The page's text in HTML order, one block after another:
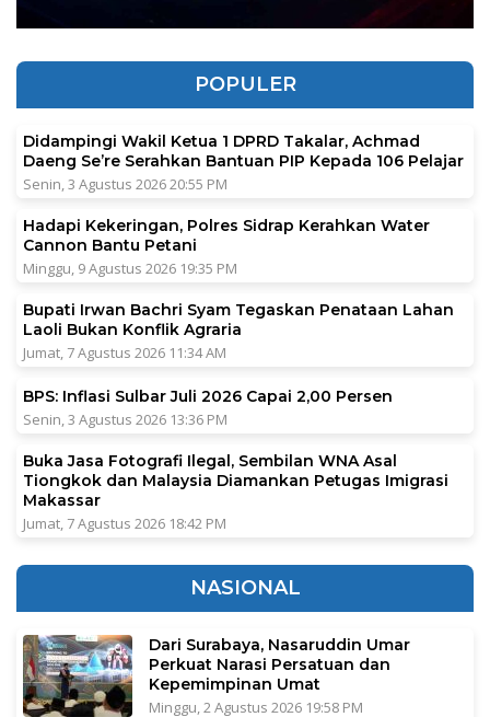
POPULER
Didampingi Wakil Ketua 1 DPRD Takalar, Achmad
Daeng Se’re Serahkan Bantuan PIP Kepada 106 Pelajar
Senin, 3 Agustus 2026 20:55 PM
Hadapi Kekeringan, Polres Sidrap Kerahkan Water
Cannon Bantu Petani
Minggu, 9 Agustus 2026 19:35 PM
Bupati Irwan Bachri Syam Tegaskan Penataan Lahan
Laoli Bukan Konflik Agraria
Jumat, 7 Agustus 2026 11:34 AM
BPS: Inflasi Sulbar Juli 2026 Capai 2,00 Persen
Senin, 3 Agustus 2026 13:36 PM
Buka Jasa Fotografi Ilegal, Sembilan WNA Asal
Tiongkok dan Malaysia Diamankan Petugas Imigrasi
Makassar
Jumat, 7 Agustus 2026 18:42 PM
NASIONAL
Dari Surabaya, Nasaruddin Umar
Perkuat Narasi Persatuan dan
Kepemimpinan Umat
Minggu, 2 Agustus 2026 19:58 PM